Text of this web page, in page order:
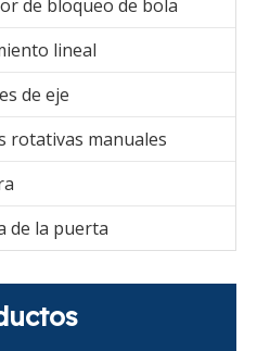
de bloqueo de bola
lineal
de eje
rotativas manuales
de la puerta